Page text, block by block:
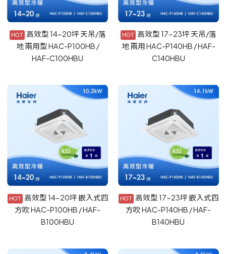
高效型 14~20坪 天吊/落
地 兩用型 HAC-P100HB /
HAF-C100HBU
高效型 17~23坪 天吊/落
地 兩用 HAC-P140HB / HAF-
C140HBU
高效型 14~20坪 嵌入式四
方吹 HAC-P100HB / HAF-
B100HBU
高效型 17~23坪 嵌入式四
方吹 HAC-P140HB / HAF-
B140HBU